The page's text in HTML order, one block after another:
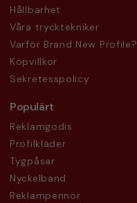
Hållbarhet
Våra trycktekniker
Varför Brand New Profile?
Köpvillkor
Sekretesspolicy
Populärt
Reklamgodis
Profilkläder
Tygpåsar
Nyckelband
Reklampennor